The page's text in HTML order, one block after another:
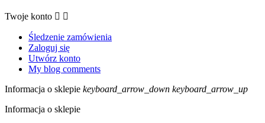
Twoje konto  
Śledzenie zamówienia
Zaloguj się
Utwórz konto
My blog comments
Informacja o sklepie keyboard_arrow_down keyboard_arrow_up
Informacja o sklepie